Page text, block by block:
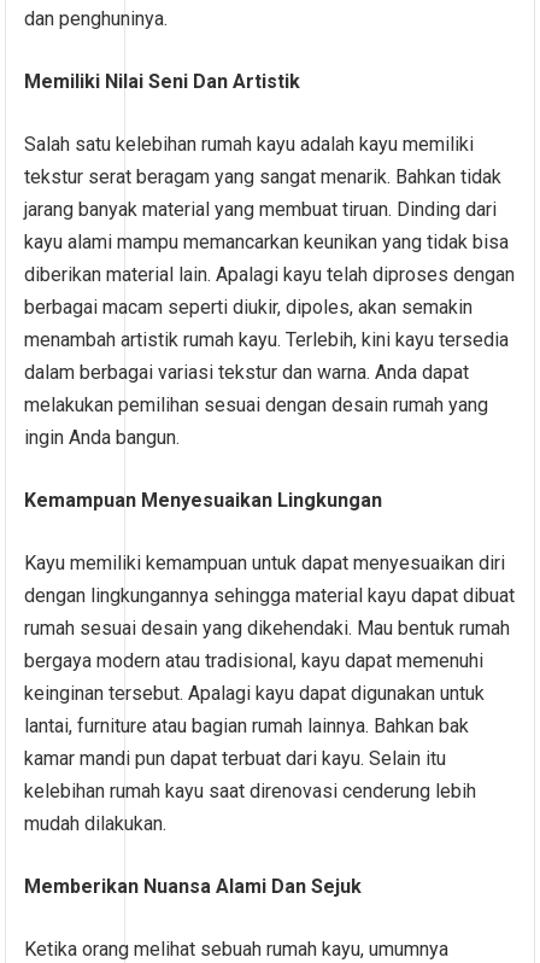
dan penghuninya.
Memiliki Nilai Seni Dan Artistik
Salah satu kelebihan rumah kayu adalah kayu memiliki
tekstur serat beragam yang sangat menarik. Bahkan tidak
jarang banyak material yang membuat tiruan. Dinding dari
kayu alami mampu memancarkan keunikan yang tidak bisa
diberikan material lain. Apalagi kayu telah diproses dengan
berbagai macam seperti diukir, dipoles, akan semakin
menambah artistik rumah kayu. Terlebih, kini kayu tersedia
dalam berbagai variasi tekstur dan warna. Anda dapat
melakukan pemilihan sesuai dengan desain rumah yang
ingin Anda bangun.
Kemampuan Menyesuaikan Lingkungan
Kayu memiliki kemampuan untuk dapat menyesuaikan diri
dengan lingkungannya sehingga material kayu dapat dibuat
rumah sesuai desain yang dikehendaki. Mau bentuk rumah
bergaya modern atau tradisional, kayu dapat memenuhi
keinginan tersebut. Apalagi kayu dapat digunakan untuk
lantai, furniture atau bagian rumah lainnya. Bahkan bak
kamar mandi pun dapat terbuat dari kayu. Selain itu
kelebihan rumah kayu saat direnovasi cenderung lebih
mudah dilakukan.
Memberikan Nuansa Alami Dan Sejuk
Ketika orang melihat sebuah rumah kayu, umumnya